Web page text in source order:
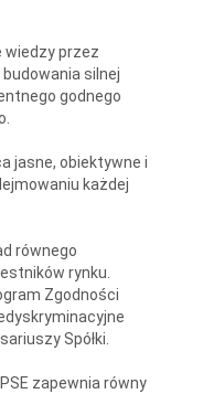
wiedzy przez
silnej
godnego
jasne, obiektywne i
każdej
równego
rynku.
Zgodności
Spółki.
zapewnia równy